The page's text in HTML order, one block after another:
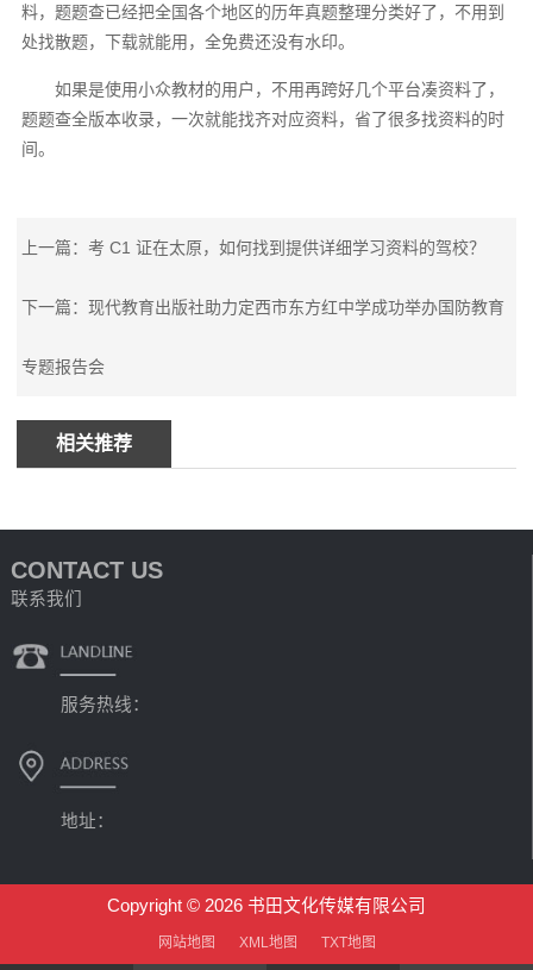
料，题题查已经把全国各个地区的历年真题整理分类好了，不用到
处找散题，下载就能用，全免费还没有水印。
如果是使用小众教材的用户，不用再跨好几个平台凑资料了，
题题查全版本收录，一次就能找齐对应资料，省了很多找资料的时
间。
上一篇：考 C1 证在太原，如何找到提供详细学习资料的驾校？
下一篇：现代教育出版社助力定西市东方红中学成功举办国防教育
专题报告会
相关推荐
CONTACT US
联系我们
服务热线：
地址：
Copyright © 2026 书田文化传媒有限公司
网站地图 XML地图 TXT地图